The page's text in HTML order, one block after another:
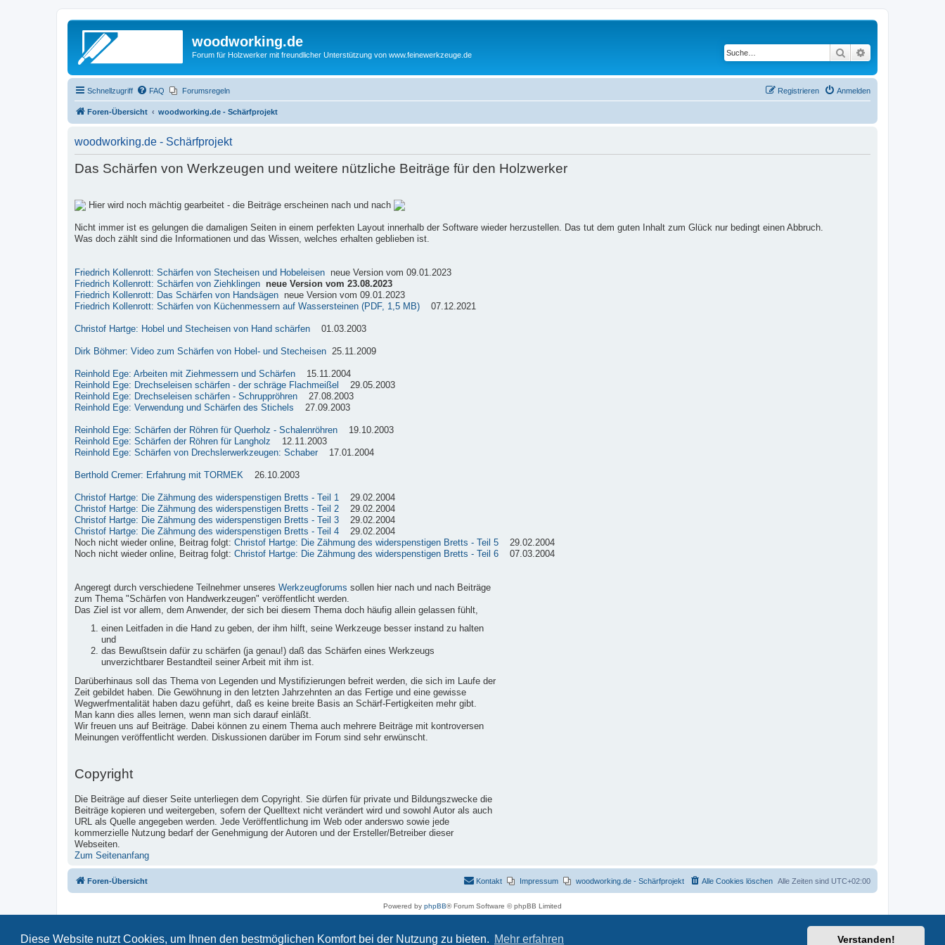
Diese Website nutzt Cookies, um Ihnen den bestmöglichen Komfort bei der Nutzung zu bieten. Mehr erfahren Verstanden!
woodworking.de
Forum für Holzwerker mit freundlicher Unterstützung von www.feinewerkzeuge.de Suche
Schnellzugriff FAQ Forumsregeln Anmelden
Registrieren
Foren-Übersicht woodworking.de - Schärfprojekt
woodworking.de - Schärfprojekt
Das Schärfen von Werkzeugen und weitere nützliche Beiträge für den Holzwerker
Hier wird noch mächtig gearbeitet - die Beiträge erscheinen nach und nach
Nicht immer ist es gelungen die damaligen Seiten in einem perfekten Layout innerhalb der Software wieder herzustellen. Das tut dem guten Inhalt zum Glück nur bedingt einen Abbruch.
Was doch zählt sind die Informationen und das Wissen, welches erhalten geblieben ist.
Friedrich Kollenrott: Schärfen von Stecheisen und Hobeleisen neue Version vom 09.01.2023
Friedrich Kollenrott: Schärfen von Ziehklingen
neue Version vom 23.08.2023
Friedrich Kollenrott: Das Schärfen von Handsägen neue Version vom 09.01.2023
Friedrich Kollenrott: Schärfen von Küchenmessern auf Wassersteinen (PDF, 1,5 MB) 07.12.2021
Christof Hartge: Hobel und Stecheisen von Hand schärfen 01.03.2003
Dirk Böhmer: Video zum Schärfen von Hobel- und Stecheisen 25.11.2009
Reinhold Ege: Arbeiten mit Ziehmessern und Schärfen 15.11.2004
Reinhold Ege: Drechseleisen schärfen - der schräge Flachmeißel
29.05.2003
Reinhold Ege: Drechseleisen schärfen - Schruppröhren 27.08.2003
Reinhold Ege: Verwendung und Schärfen des Stichels 27.09.2003
Reinhold Ege: Schärfen der Röhren für Querholz - Schalenröhren 19.10.2003
Reinhold Ege: Schärfen der Röhren für Langholz 12.11.2003
Reinhold Ege: Schärfen von Drechslerwerkzeugen: Schaber 17.01.2004
Berthold Cremer: Erfahrung mit TORMEK 26.10.2003
Christof Hartge: Die Zähmung des widerspenstigen Bretts - Teil 1 29.02.2004
Christof Hartge: Die Zähmung des widerspenstigen Bretts - Teil 2 29.02.2004
Christof Hartge: Die Zähmung des widerspenstigen Bretts - Teil 3 29.02.2004
Christof Hartge: Die Zähmung des widerspenstigen Bretts - Teil 4 29.02.2004
Noch nicht wieder online, Beitrag folgt: Christof Hartge: Die Zähmung des widerspenstigen Bretts - Teil 5 29.02.2004
Noch nicht wieder online, Beitrag folgt: Christof Hartge: Die Zähmung des widerspenstigen Bretts - Teil 6 07.03.2004
Angeregt durch verschiedene Teilnehmer unseres Werkzeugforums sollen hier nach und nach Beiträge
zum Thema "Schärfen von Handwerkzeugen" veröffentlicht werden.
Das Ziel ist vor allem, dem Anwender, der sich bei diesem Thema doch häufig allein gelassen fühlt,
einen Leitfaden in die Hand zu geben, der ihm hilft, seine Werkzeuge besser instand zu halten
und
das Bewußtsein dafür zu schärfen (ja genau!) daß das Schärfen eines Werkzeugs
unverzichtbarer Bestandteil seiner Arbeit mit ihm ist.
Darüberhinaus soll das Thema von Legenden und Mystifizierungen befreit werden, die sich im Laufe der
Zeit gebildet haben. Die Gewöhnung in den letzten Jahrzehnten an das Fertige und eine gewisse
Wegwerfmentalität haben dazu geführt, daß es keine breite Basis an Schärf-Fertigkeiten mehr gibt.
Man kann dies alles lernen, wenn man sich darauf einläßt.
Wir freuen uns auf Beiträge. Dabei können zu einem Thema auch mehrere Beiträge mit kontroversen
Meinungen veröffentlicht werden. Diskussionen darüber im Forum sind sehr erwünscht.
Copyright
Die Beiträge auf dieser Seite unterliegen dem Copyright. Sie dürfen für private und Bildungszwecke die
Beiträge kopieren und weitergeben, sofern der Quelltext nicht verändert wird und sowohl Autor als auch
URL als Quelle angegeben werden. Jede Veröffentlichung im Web oder anderswo sowie jede
kommerzielle Nutzung bedarf der Genehmigung der Autoren und der Ersteller/Betreiber dieser
Webseiten.
Zum Seitenanfang
Foren-Übersicht Alle Zeiten sind UTC+02:00
Alle Cookies löschen
woodworking.de - Schärfprojekt
Impressum
Kontakt
Powered by phpBB® Forum Software © phpBB Limited